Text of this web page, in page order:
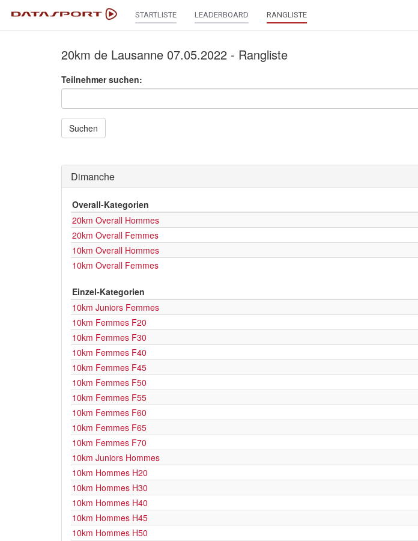
STARTLISTE LEADERBOARD RANGLISTE
20km de Lausanne 07.05.2022 - Rangliste
Teilnehmer suchen:
Suchen
Dimanche
Overall-Kategorien
20km Overall Hommes
20km Overall Femmes
10km Overall Hommes
10km Overall Femmes
Einzel-Kategorien
10km Juniors Femmes
10km Femmes F20
10km Femmes F30
10km Femmes F40
10km Femmes F45
10km Femmes F50
10km Femmes F55
10km Femmes F60
10km Femmes F65
10km Femmes F70
10km Juniors Hommes
10km Hommes H20
10km Hommes H30
10km Hommes H40
10km Hommes H45
10km Hommes H50